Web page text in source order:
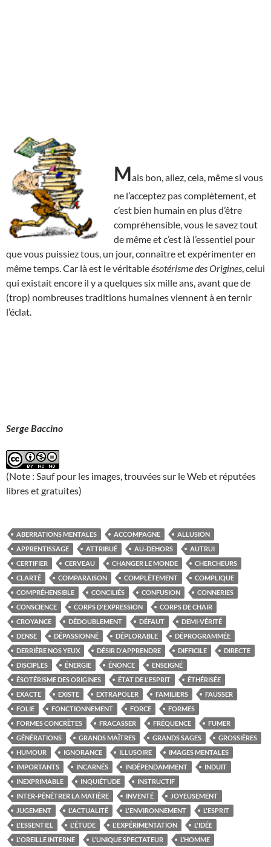
Mais bon, allez, cela, même si vous
ne l’acceptez pas complètement, et
c’est bien humain en plus d’être
compréhensible, vous le savez tout
de même et c’est là l’essentiel pour
que vous puissiez tous, un jour, connaître et expérimenter en
même temps. Car là est le véritableésotérisme des Origines , celui
qui existait encore il y a quelques six mille ans, avant que de
(trop) nombreuses traditions humaines viennent à en ternir
l’éclat.
Serge Baccino
(Note : Sauf pour les images, trouvées sur le Web et réputées
libres et gratuites)
ABERRATIONS MENTALES ACCOMPAGNE
ALLUSION
APPRENTISSAGE
ATTRIBUÉ AU-DEHORS
AUTRUI
CERTIFIER
CERVEAU CHANGER LE MONDE
CHERCHEURS
CLARTÉ
COMPARAISON COMPLÈTEMENT
COMPLIQUE
COMPRÉHENSIBLE
CONCILIÉS CONFUSION
CONNERIES
CONSCIENCE
CORPS D'EXPRESSION
CORPS DE CHAIR
CROYANCE
DÉDOUBLEMENT DÉFAUT
DEMI-VÉRITÉ
DENSE
DÉPASSIONNÉ DÉPLORABLE
DÉPROGRAMMÉE
DERRIÈRE NOS YEUX
DÉSIR D'APPRENDRE DIFFICILE
DIRECTE
DISCIPLES
ÉNERGIE ÉNONCE
ENSEIGNÉ
ÉSOTÉRISME DES ORIGINES
ÉTAT DE L'ESPRIT
ÉTHÉRISÉE
EXACTE
EXISTE EXTRAPOLER FAMILIERS
FAUSSER
FOLIE
FONCTIONNEMENT FORCE
FORMES
FORMES CONCRÈTES
FRACASSER FRÉQUENCE
FUMER
GÉNÉRATIONS
GRANDS MAÎTRES GRANDS SAGES
GROSSIÈRES
HUMOUR
IGNORANCE ILLUSOIRE
IMAGES MENTALES
IMPORTANTS
INCARNÉS INDÉPENDAMMENT
INDUIT
INEXPRIMABLE
INQUIÉTUDE
INSTRUCTIF
INTER-PÉNÉTRER LA MATIÈRE
INVENTÉ
JOYEUSEMENT
JUGEMENT
L'ACTUALITÉ L'ENVIRONNEMENT
L'ESPRIT
L'ESSENTIEL
L'ÉTUDE L'EXPÉRIMENTATION
L'IDÉE
L'OREILLE INTERNE
L'UNIQUE SPECTATEUR L’HOMME